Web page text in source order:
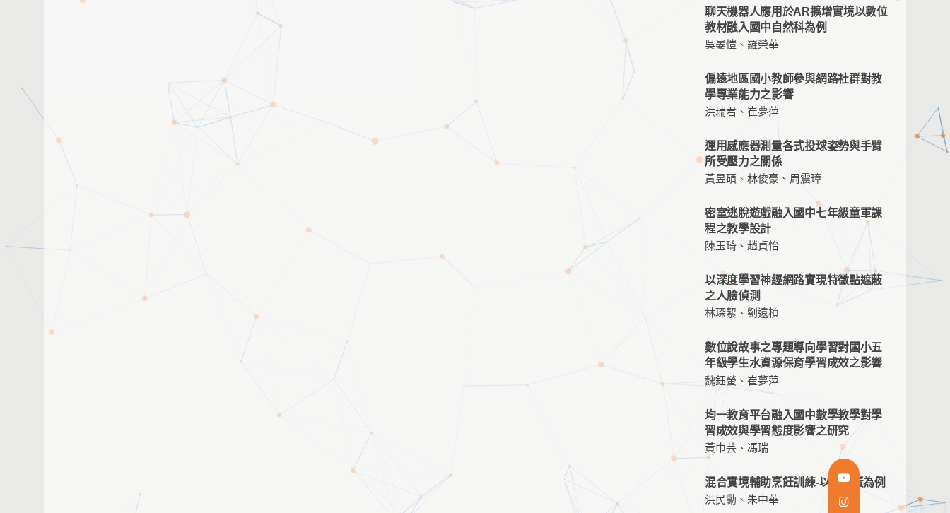
聊天機器人應用於AR擴增實境以數位
教材融入國中自然科為例
吳晏愷、羅榮華
偏遠地區國小教師參與網路社群對教
學專業能力之影響
洪瑞君、崔夢萍
運用感應器測量各式投球姿勢與手臂
所受壓力之關係
黃昱碩、林俊豪、周震璋
密室逃脫遊戲融入國中七年級童軍課
程之教學設計
陳玉琦、趙貞怡
以深度學習神經網路實現特徵點遮蔽
之人臉偵測
林琛絜、劉遠楨
數位說故事之專題導向學習對國小五
年級學生水資源保育學習成效之影響
魏鈺螢、崔夢萍
均一教育平台融入國中數學教學對學
習成效與學習態度影響之研究
黃巾芸、馮瑞
混合實境輔助烹飪訓練-以荷包蛋為例
洪民勳、朱中華